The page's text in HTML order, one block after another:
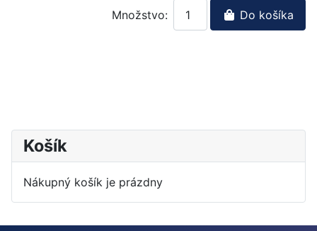
Množstvo: Do košíka
Košík
Nákupný košík je prázdny